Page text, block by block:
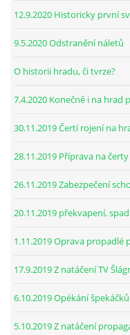
12.9.2020 Historicky první
9.5.2020 Odstranění náletů
O historii hradu, či tvrze?
7.4.2020 Konečně i na hrad
30.11.2019 Čertí rojení na
28.11.2019 Příprava na čerty
26.11.2019 Zabezpečení
20.11.2019 překvapení,
1.11.2019 Oprava propadlé
17.9.2019 Z natáčení TV Šlágr
6.10.2019 Opékání špekáčků
5.10.2019 Z natáčení